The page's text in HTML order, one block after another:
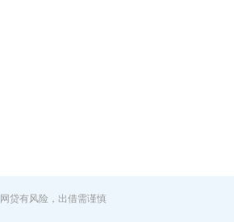
网贷有风险，出借需谨慎